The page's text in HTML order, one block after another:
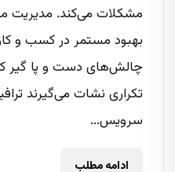
مشکلات می‌کند. مدیریت
بهبود مستمر در کسب و
چالش‌های دست و پا گیر
تکراری نشات می‌گیرند
سرویس...
ادامه مطلب